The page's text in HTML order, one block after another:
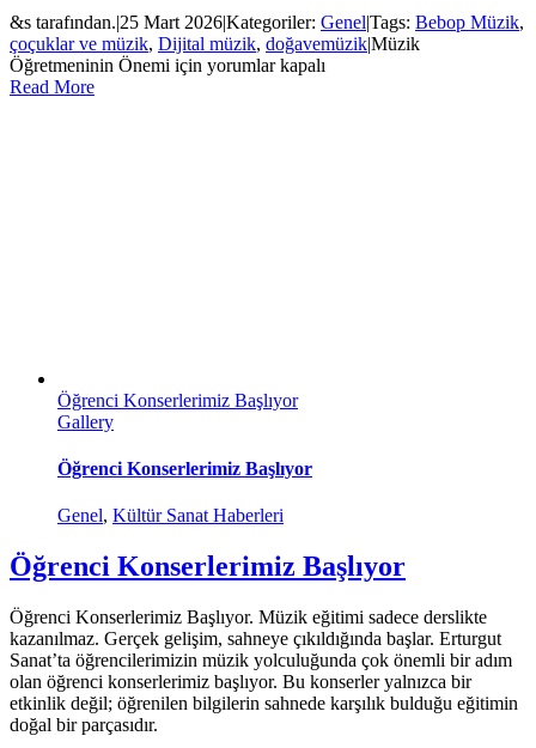
&s tarafından.|25 Mart 2026|Kategoriler: Genel|Tags: Bebop Müzik,
çoçuklar ve müzik, Dijital müzik, doğavemüzik|Müzik
Öğretmeninin Önemi için yorumlar kapalı
Read More
Öğrenci Konserlerimiz Başlıyor
Gallery
Öğrenci Konserlerimiz Başlıyor
Genel, Kültür Sanat Haberleri
Öğrenci Konserlerimiz Başlıyor
Öğrenci Konserlerimiz Başlıyor. Müzik eğitimi sadece derslikte
kazanılmaz. Gerçek gelişim, sahneye çıkıldığında başlar. Erturgut
Sanat’ta öğrencilerimizin müzik yolculuğunda çok önemli bir adım
olan öğrenci konserlerimiz başlıyor. Bu konserler yalnızca bir
etkinlik değil; öğrenilen bilgilerin sahnede karşılık bulduğu eğitimin
doğal bir parçasıdır.